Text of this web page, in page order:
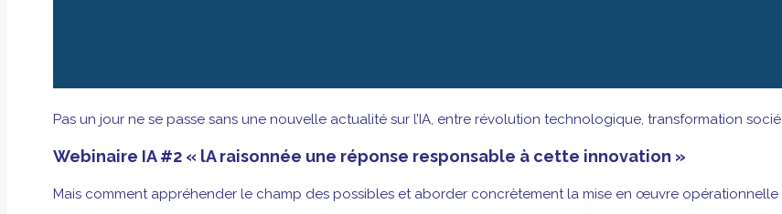
Pas un jour ne se passe sans une nouvelle actualité sur l’IA, entre révolution technologique, transformation
Webinaire IA #2 « lA raisonnée une réponse responsable à cette innovation »
Mais comment appréhender le champ des possibles et aborder concrètement la mise en œuvre